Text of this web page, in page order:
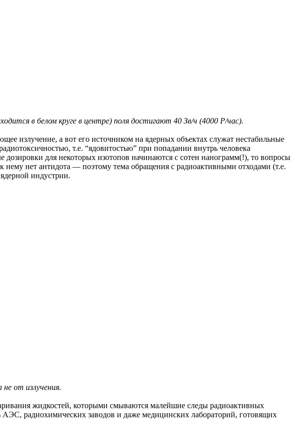
в белом круге в центре) поля достигают 40 Зв/ч (4000 Р/час).
излучение, а вот его источником на ядерных объектах служат нестабильные
т.е. “ядовитостью” при попадании внутрь человека
дозировки для некоторых изотопов начинаются с сотен нанограмм(!), то вопросы
нет антидота — поэтому тема обращения с радиоактивными отходами (т.е.
индустрии.
от излучения.
жидкостей, которыми смываются малейшие следы радиоактивных
радиохимических заводов и даже медицинских лабораторий, готовящих